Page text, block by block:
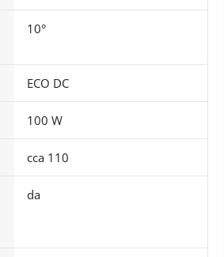
10°
ECO DC
100 W
cca 110
da